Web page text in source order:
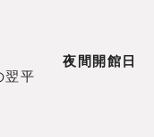
翌平
夜間開館日